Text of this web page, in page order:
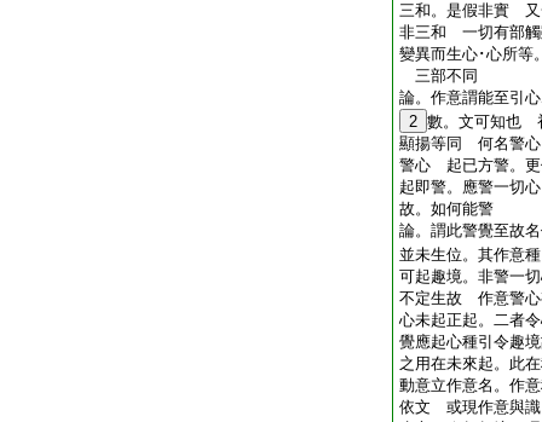
三和。是假非實 又
非三和 一切有部觸
變異而生心･心所等
三部不同
論。作意謂能至引
2 數。文可知也
顯揚等同 何名警
警心 起已方警。
起即警。應警一切
故。如何能警
論。謂此警覺至故
並未生位。其作意
可起趣境。非警一
不定生故 作意警心
心未起正起。二者
覺應起心種引令趣
之用在未來起。此
動意立作意名。作
依文 或現作意與識